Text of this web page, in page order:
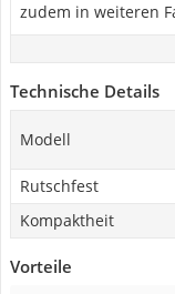
zudem in weiteren
Technische Details
Modell
Rutschfest
Kompaktheit
Vorteile